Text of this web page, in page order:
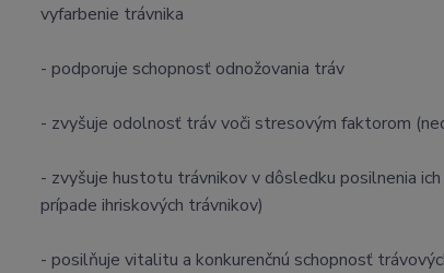
vyfarbenie trávnika
- podporuje schopnosť odnožovania tráv
- zvyšuje odolnosť tráv voči stresovým faktorom
- zvyšuje hustotu trávnikov v dôsledku posilnenia
prípade ihriskových trávnikov)
- posilňuje vitalitu a konkurenčnú schopnosť